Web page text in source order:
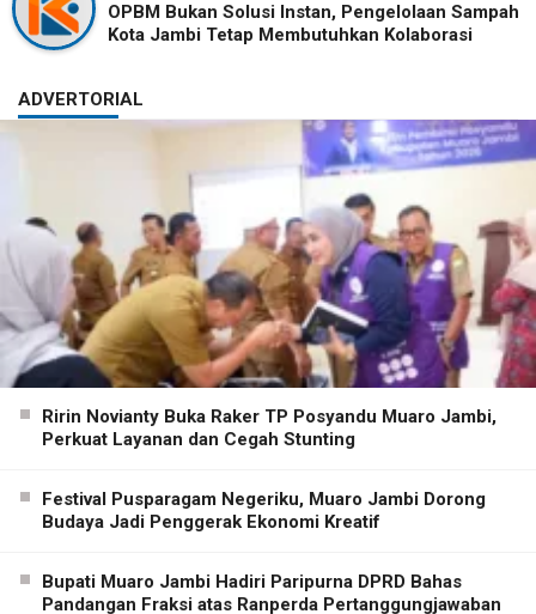
OPBM Bukan Solusi Instan, Pengelolaan Sampah
Kota Jambi Tetap Membutuhkan Kolaborasi
ADVERTORIAL
Ririn Novianty Buka Raker TP Posyandu Muaro Jambi,
Perkuat Layanan dan Cegah Stunting
Festival Pusparagam Negeriku, Muaro Jambi Dorong
Budaya Jadi Penggerak Ekonomi Kreatif
Bupati Muaro Jambi Hadiri Paripurna DPRD Bahas
Pandangan Fraksi atas Ranperda Pertanggungjawaban